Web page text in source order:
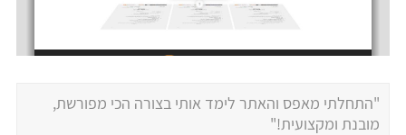
"התחלתי מאפס והאתר לימד אותי בצורה הכי מפורשת,
מובנת ומקצועית!"